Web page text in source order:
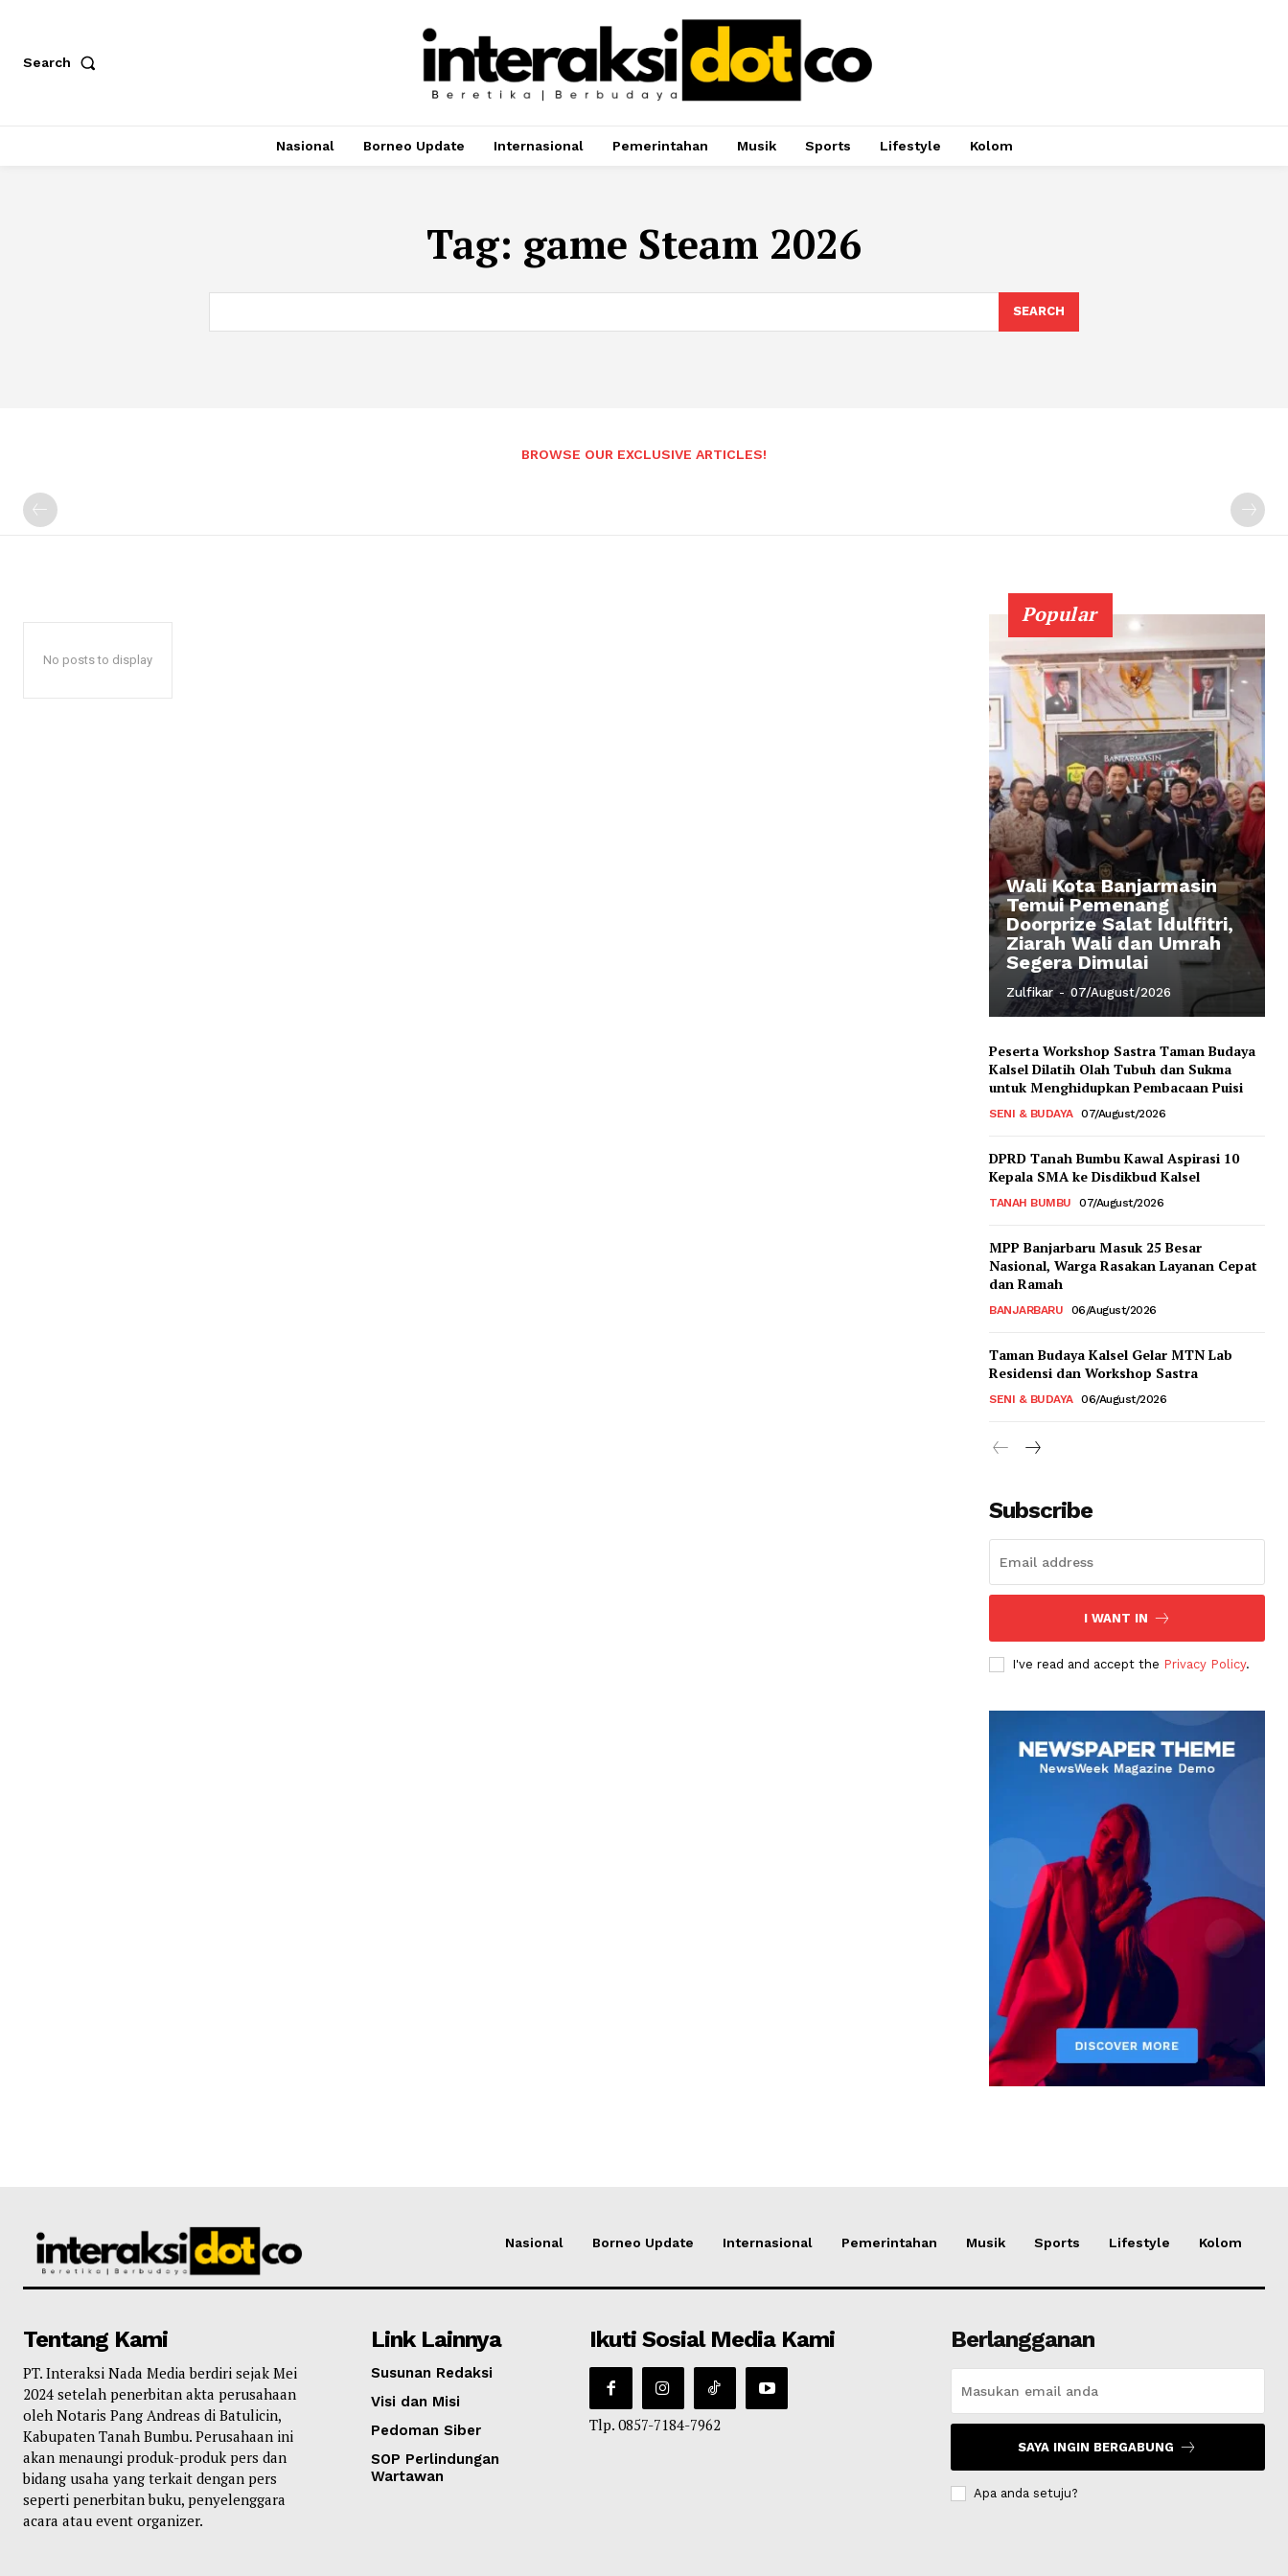
Search
Nasional Borneo Update Internasional Pemerintahan Musik Sports Lifestyle Kolom
Tag: game Steam 2026
SEARCH
BROWSE OUR EXCLUSIVE ARTICLES!
No posts to display
Popular
Wali Kota Banjarmasin
Temui Pemenang
Doorprize Salat Idulfitri,
Ziarah Wali dan Umrah
Segera Dimulai
Zulfikar - 07/August/2026
Peserta Workshop Sastra Taman Budaya
Kalsel Dilatih Olah Tubuh dan Sukma
untuk Menghidupkan Pembacaan Puisi
SENI & BUDAYA 07/August/2026
DPRD Tanah Bumbu Kawal Aspirasi 10
Kepala SMA ke Disdikbud Kalsel
TANAH BUMBU 07/August/2026
MPP Banjarbaru Masuk 25 Besar
Nasional, Warga Rasakan Layanan Cepat
dan Ramah
BANJARBARU 06/August/2026
Taman Budaya Kalsel Gelar MTN Lab
Residensi dan Workshop Sastra
SENI & BUDAYA 06/August/2026
Subscribe
I WANT IN
I've read and accept the Privacy Policy.
Nasional Borneo Update Internasional Pemerintahan Musik Sports Lifestyle Kolom
Tentang Kami
PT. Interaksi Nada Media berdiri sejak Mei
2024 setelah penerbitan akta perusahaan
oleh Notaris Pang Andreas di Batulicin,
Kabupaten Tanah Bumbu. Perusahaan ini
akan menaungi produk-produk pers dan
bidang usaha yang terkait dengan pers
seperti penerbitan buku, penyelenggara
acara atau event organizer.
Link Lainnya
Susunan Redaksi
Visi dan Misi
Pedoman Siber
SOP Perlindungan
Wartawan
Ikuti Sosial Media Kami
Tlp. 0857-7184-7962
Berlangganan
SAYA INGIN BERGABUNG
Apa anda setuju?